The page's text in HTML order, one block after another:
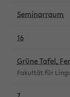
Seminarraum
16
Grüne Tafel,
Fakultät für